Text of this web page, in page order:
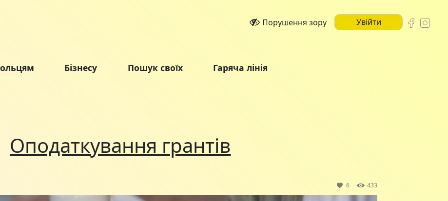
Порушення зору Увійти
Бізнесу Пошук своїх Гаряча лінія
Оподаткування грантів
6 433